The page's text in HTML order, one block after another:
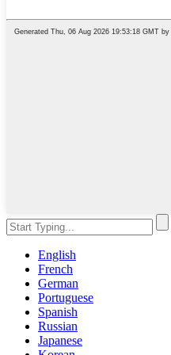
English
French
German
Portuguese
Spanish
Russian
Japanese